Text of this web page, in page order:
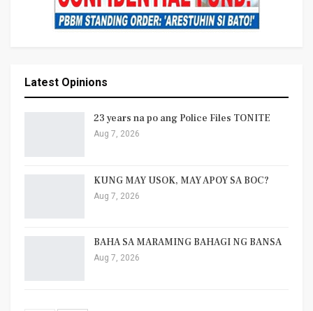
Latest Opinions
23 years na po ang Police Files TONITE
Aug 7, 2026
KUNG MAY USOK, MAY APOY SA BOC?
Aug 7, 2026
BAHA SA MARAMING BAHAGI NG BANSA
Aug 7, 2026